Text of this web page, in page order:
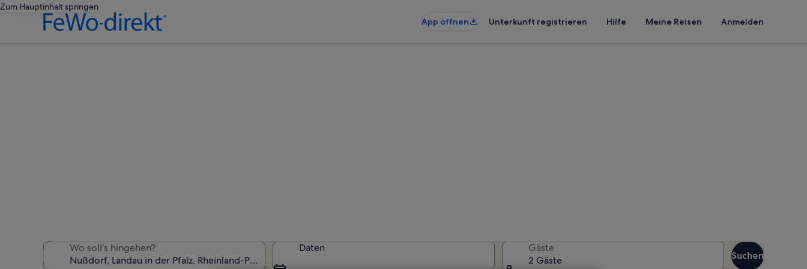
Zum Hauptinhalt springen
App öffnen
Unterkunft registrieren Hilfe Meine Reisen Anmelden
Wo soll’s hingehen? Daten
Gäste
2 Gäste
Suchen